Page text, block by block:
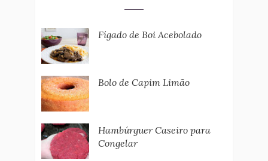
Fígado de Boi Acebolado
Bolo de Capim Limão
Hambúrguer Caseiro para
Congelar